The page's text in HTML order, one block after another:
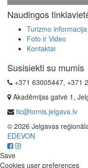
Naudingos
Turizmo informacija
Foto ir Video
Kontaktai
Susisiekti su mumis
+371 63005447, +371
Akadēmijas gatvė 1,
tic@tornis.jelgava.lv
© 2026 Jelgavas
EDEVON
Save
Cookies user preferences